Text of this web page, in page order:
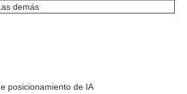
demás
posicionamiento de IA